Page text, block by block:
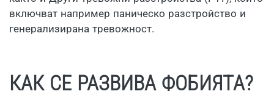
включват например паническо разстройство и
генерализирана тревожност.
КАК СЕ РАЗВИВА ФОБИЯТА?